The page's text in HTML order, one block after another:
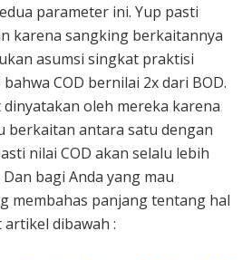
parameter ini. Yup pasti
karena sangking berkaitannya
asumsi singkat praktisi
COD bernilai 2x dari BOD.
oleh mereka karena
berkaitan antara satu dengan
nilai COD akan selalu lebih
bagi Anda yang mau
membahas panjang tentang hal
dibawah :